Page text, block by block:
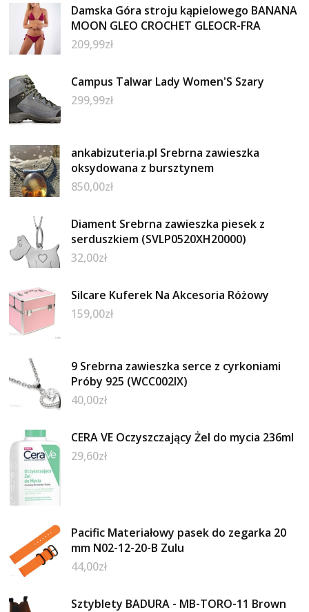
Damska Góra stroju kąpielowego BANANA
MOON GLEO CROCHET GLEOCR-FRA
209,99zł
Campus Talwar Lady Women'S Szary
299,99zł
ankabizuteria.pl Srebrna zawieszka
oksydowana z bursztynem
850,00zł
Diament Srebrna zawieszka piesek z
serduszkiem (SVLP0520XH20000)
32,00zł
Silcare Kuferek Na Akcesoria Różowy
159,00zł
9 Srebrna zawieszka serce z cyrkoniami
Próby 925 (WCC002IX)
40,00zł
CERA VE Oczyszczający Żel do mycia 236ml
29,60zł
Pacific Materiałowy pasek do zegarka 20
mm N02-12-20-B Zulu
44,00zł
Sztyblety BADURA - MB-TORO-11 Brown